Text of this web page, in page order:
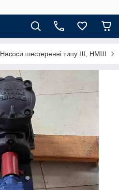
Насоси шестеренні типу Ш, НМШ